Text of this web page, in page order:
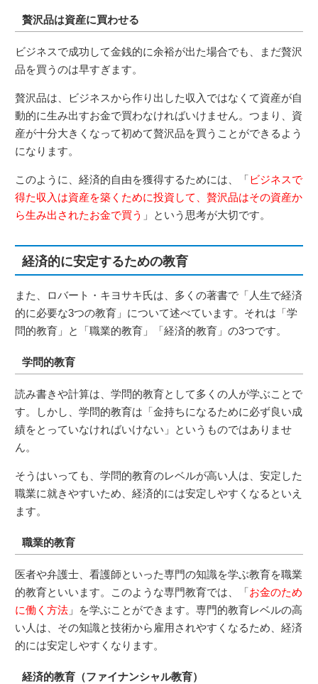
贅沢品は資産に買わせる
ビジネスで成功して金銭的に余裕が出た場合でも、まだ贅沢
品を買うのは早すぎます。
贅沢品は、ビジネスから作り出した収入ではなくて資産が自
動的に生み出すお金で買わなければいけません。つまり、資
産が十分大きくなって初めて贅沢品を買うことができるよう
になります。
このように、経済的自由を獲得するためには、「ビジネスで
得た収入は資産を築くために投資して、贅沢品はその資産か
ら生み出されたお金で買う 」という思考が大切です。
経済的に安定するための教育
また、ロバート・キヨサキ氏は、多くの著書で「人生で経済
的に必要な3つの教育」について述べています。それは「学
問的教育」と「職業的教育」「経済的教育」の3つです。
学問的教育
読み書きや計算は、学問的教育として多くの人が学ぶことで
す。しかし、学問的教育は「金持ちになるために必ず良い成
績をとっていなければいけない」というものではありませ
ん。
そうはいっても、学問的教育のレベルが高い人は、安定した
職業に就きやすいため、経済的には安定しやすくなるといえ
ます。
職業的教育
医者や弁護士、看護師といった専門の知識を学ぶ教育を職業
的教育といいます。このような専門教育では、「お金のため
に働く方法 」を学ぶことができます。専門的教育レベルの高
い人は、その知識と技術から雇用されやすくなるため、経済
的には安定しやすくなります。
経済的教育（ファイナンシャル教育）